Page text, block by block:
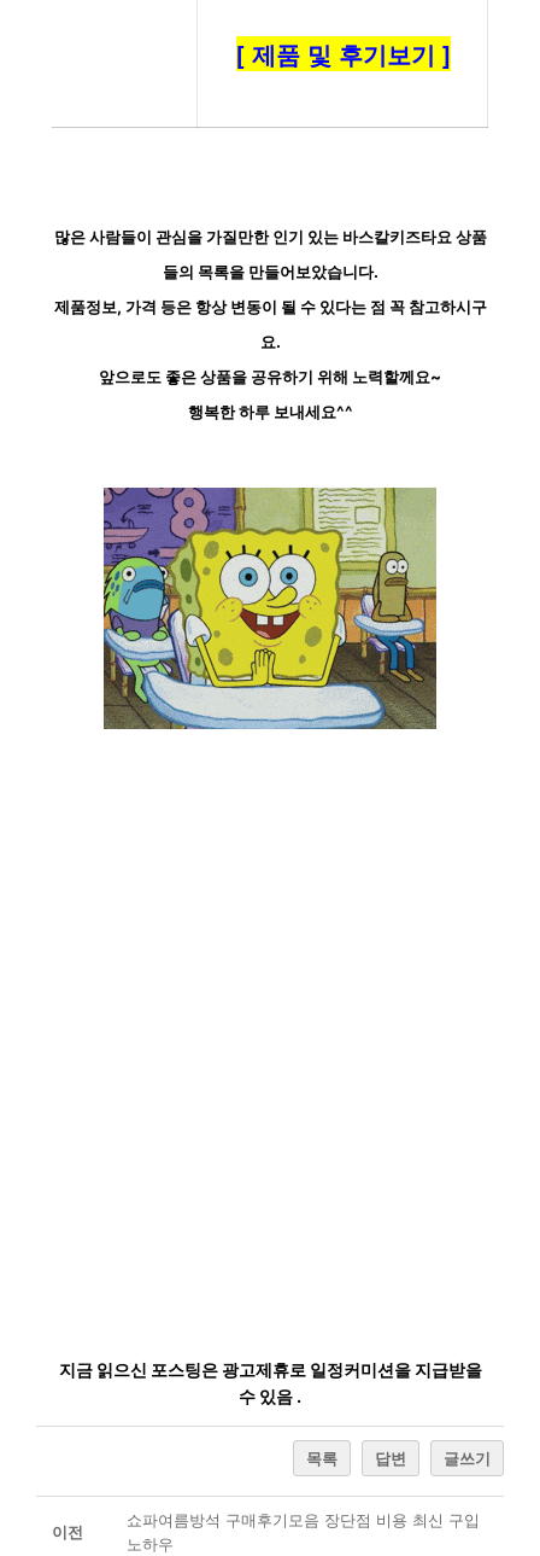
[ 제품 및 후기보기 ]
많은 사람들이 관심을 가질만한 인기 있는 바스칼키즈타요 상품
들의 목록을 만들어보았습니다.
제품정보, 가격 등은 항상 변동이 될 수 있다는 점 꼭 참고하시구
요.
앞으로도 좋은 상품을 공유하기 위해 노력할께요~
행복한 하루 보내세요^^
지금 읽으신 포스팅은 광고제휴로 일정커미션을 지급받을
수 있음 .
목록 답변 글쓰기
이전
쇼파여름방석 구매후기모음 장단점 비용 최신 구입
노하우